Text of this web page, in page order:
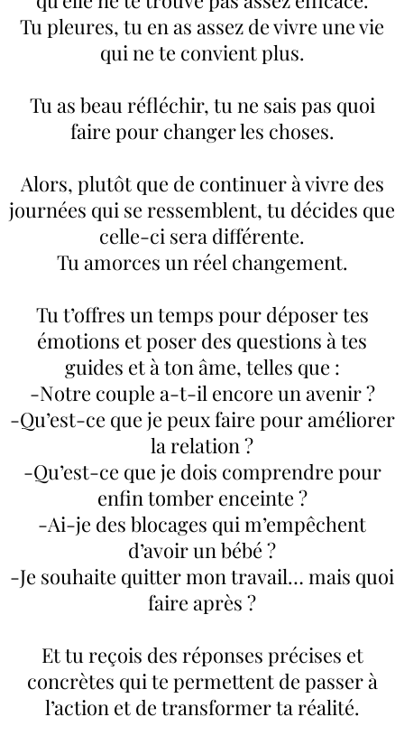
Tu pleures, tu en as assez de vivre une vie
qui ne te convient plus.
Tu as beau réfléchir, tu ne sais pas quoi
faire pour changer les choses.
Alors, plutôt que de continuer à vivre des
journées qui se ressemblent, tu décides que
celle-ci sera différente.
Tu amorces un réel changement.
Tu t’offres un temps pour déposer tes
émotions et poser des questions à tes
guides et à ton âme, telles que :
-Notre couple a-t-il encore un avenir ?
-Qu’est-ce que je peux faire pour améliorer
la relation ?
-Qu’est-ce que je dois comprendre pour
enfin tomber enceinte ?
-Ai-je des blocages qui m’empêchent
d’avoir un bébé ?
-Je souhaite quitter mon travail… mais quoi
faire après ?
Et tu reçois des réponses précises et
concrètes qui te permettent de passer à
l’action et de transformer ta réalité.